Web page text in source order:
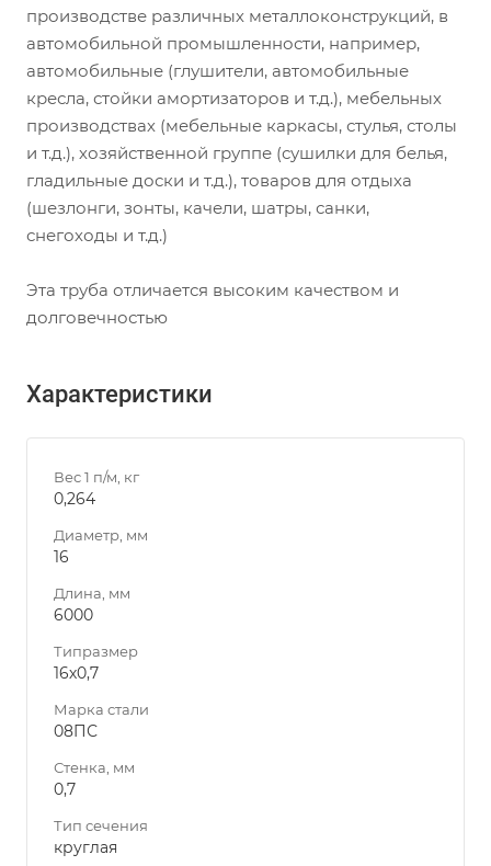
производстве различных металлоконструкций, в
автомобильной промышленности, например,
автомобильные (глушители, автомобильные
кресла, стойки амортизаторов и т.д.), мебельных
производствах (мебельные каркасы, стулья, столы
и т.д.), хозяйственной группе (сушилки для белья,
гладильные доски и т.д.), товаров для отдыха
(шезлонги, зонты, качели, шатры, санки,
снегоходы и т.д.)
Эта труба отличается высоким качеством и
долговечностью
Характеристики
Вес 1 п/м, кг
0,264
Диаметр, мм
16
Длина, мм
6000
Типразмер
16х0,7
Марка стали
08ПС
Стенка, мм
0,7
Тип сечения
круглая